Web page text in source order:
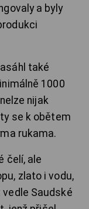
a byly
také
1000
nijak
se k obětem
rukama.
čelí, ale
zlato i vodu,
vedle Saudské